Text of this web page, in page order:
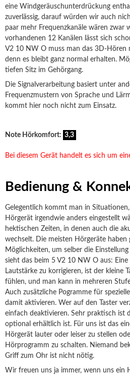
eine Windgeräuschunterdrückung
zuverlässig, darauf würden wir auch
paar mehr Frequenzkanäle wären zwar
vorhandenen 12 Kanälen lässt sich
V2 10 NW O muss man das 3D-Hören
denn es bleibt ganz normal erhalten.
tiefen Sitz im Gehörgang.
Die Signalverarbeitung basiert unter
Frequenzmustern von Sprache und
kommt hier noch nicht zum Einsatz.
Note Hörkomfort: 3,3
Bei diesem Gerät handelt es sich um
Bedienung &
Gelegentlich kommt man in
Hörgerät irgendwie anders eingestellt
hektischen Zeiten, in denen auch die
wechselt. Die meisten Hörgeräte
Möglichkeiten, um selber die
sieht das beim 5 V2 10 NW O aus: Eine
Lautstärke zu korrigieren, ist der kleine
fühlen, und man kann in mehreren
Auch zusätzliche Pogramme für
damit aktivieren. Wer auf den Taster
einfach deaktivieren. Sehr praktisch ist
optional erhältlich ist. Für uns ist das
Hörgerät lauter oder leiser zu stellen
Hörprogramm zu schalten. Niemand
Griff zum Ohr ist nicht nötig.
Wir freuen uns ja immer, wenn uns ein